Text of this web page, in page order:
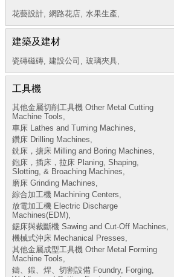
花藝設計, 網路花店, 水果生產,
建築及建材
瓷磚磁磚, 建設公司, 玻璃夾具,
工具機
其他金屬切削工具機 Other Metal Cutting
Machine Tools,
車床 Lathes and Turning Machines,
鑽床 Drilling Machines,
銑床，搪床 Milling and Boring Machines,
鉋床，插床，拉床 Planing, Shaping,
Slotting, & Broaching Machines,
磨床 Grinding Machines,
綜合加工機 Machining Centers,
放電加工機 Electric Discharge
Machines(EDM),
鋸床與裁斷機 Sawing and Cut-Off Machines,
機械式沖床 Mechanical Presses,
其他金屬成型工具機 Other Metal Forming
Machine Tools,
鑄、鍛、焊、切割設備 Foundry, Forging,